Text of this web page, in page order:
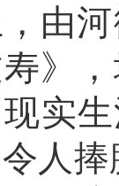
由
》
实
人